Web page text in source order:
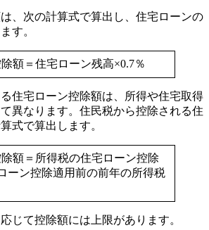
、次の計算式で算出し、住宅ローンの
す。
額＝住宅ローン残高×0.7％
住宅ローン控除額は、所得や住宅取得
異なります。住民税から控除される住
式で算出します。
額＝所得税の住宅ローン控除
ーン控除適用前の前年の所得税
じて控除額には上限があります。